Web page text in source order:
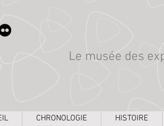
Le musée des
CHRONOLOGIE HISTOIRE